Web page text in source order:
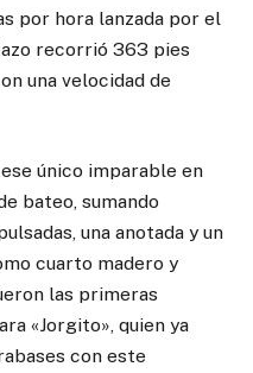
por hora lanzada por el
recorrió 363 pies
una velocidad de
único imparable en
bateo, sumando
una anotada y un
cuarto madero y
las primeras
«Jorgito», quien ya
con este